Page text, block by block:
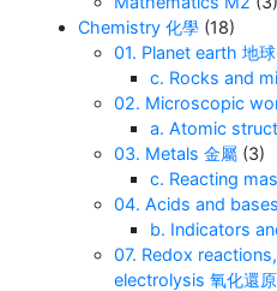
Chemistry 化學 (18)
01. Planet earth 地球
c. Rocks and
02. Microscopic
a. Atomic
03. Metals 金屬 (3)
c. Reacting
04. Acids and
b. Indicators
07. Redox
electrolysis 氧化還